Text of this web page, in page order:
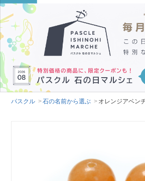
パスクル 石の名前から選ぶ オレンジアベン